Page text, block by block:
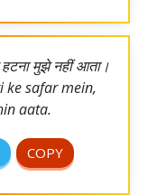
मुझे नहीं आता।
ke safar mein,
aata.